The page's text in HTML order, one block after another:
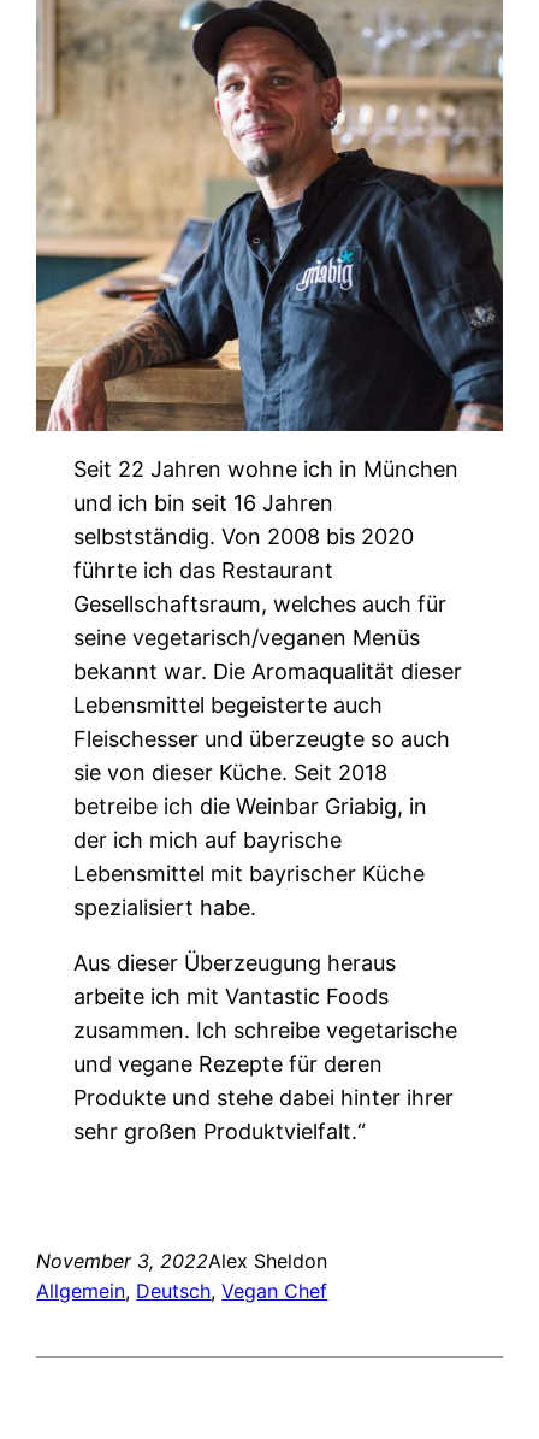
Seit 22 Jahren wohne ich in München
und ich bin seit 16 Jahren
selbstständig. Von 2008 bis 2020
führte ich das Restaurant
Gesellschaftsraum, welches auch für
seine vegetarisch/veganen Menüs
bekannt war. Die Aromaqualität dieser
Lebensmittel begeisterte auch
Fleischesser und überzeugte so auch
sie von dieser Küche. Seit 2018
betreibe ich die Weinbar Griabig, in
der ich mich auf bayrische
Lebensmittel mit bayrischer Küche
spezialisiert habe.
Aus dieser Überzeugung heraus
arbeite ich mit Vantastic Foods
zusammen. Ich schreibe vegetarische
und vegane Rezepte für deren
Produkte und stehe dabei hinter ihrer
sehr großen Produktvielfalt.“
November 3, 2022Alex Sheldon
Allgemein, Deutsch, Vegan Chef